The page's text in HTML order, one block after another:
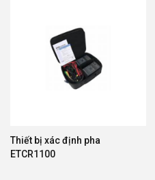
Thiết bị xác định pha
ETCR1100